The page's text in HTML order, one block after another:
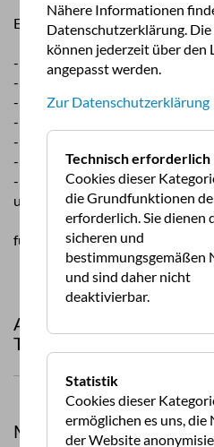
Ein großer Dank geht auch an:
- das
Alpencamp Kötschach-
- den
Erlenhof
- die BusunternehmenWilhelmer
-
- die
- das
Gasthaus Burg Heimfels
- den
Stadtführerinnenin Lienz
und demLoncium
für euer Engagement und eure
Auf ein Wiedersehen
Team des ÖCC!
Mehr aus ÖCC
Nähere Informationen
Datenschutzerklärung.
können jederzeit über den
angepasst werden.
Zur Datenschutzerklärung
Technisch erforderlich
Cookies dieser
die Grundfunktionen
erforderlich. Sie dienen
sicheren und
bestimmungsgemäßen
und sind daher nicht
deaktivierbar.
Statistik
Cookies dieser
ermöglichen es uns, die
der Website